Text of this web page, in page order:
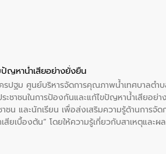
ปัญหาน้ำเสียอย่างยั่งยืน
ปฐม ศูนย์บริหารจัดการคุณภาพน้ำเทศบาลตำบ
ชาชนในการป้องกันและแก้ไขปัญหาน้ำเสียอย่
น และนักเรียน เพื่อส่งเสริมความรู้ด้านการจัด
ยเบื้องต้น” โดยให้ความรู้เกี่ยวกับสาเหตุและผ
นครัวเรือน ณ เทศบาลตำบลบางเลน จังหวัดนค